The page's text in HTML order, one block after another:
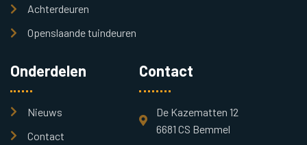
Achterdeuren
Openslaande tuindeuren
Onderdelen
Nieuws
Contact
Contact
De Kazematten 12
6681 CS Bemmel